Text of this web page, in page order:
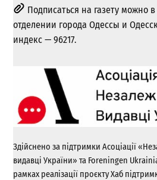
Подписаться на газету можно
отделении города Одессы и
индекс — 96217.
Здійснено за підтримки Асоціації
видавці України» та Foreningen
рамках реалізації проєкту Хаб